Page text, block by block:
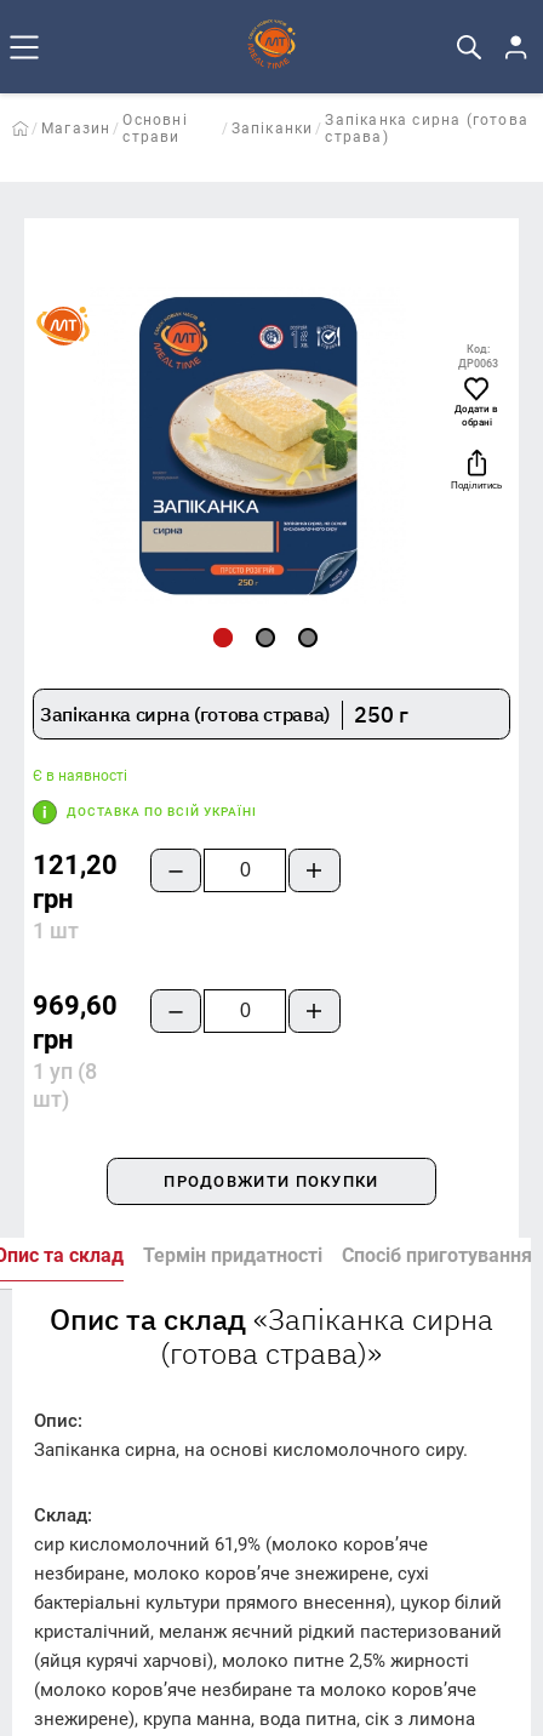
Магазин
Основні
страви
Запіканки
Запіканка сирна (готова
страва)
Код:
ДР0063
Додати в
обрані
Поділитись
Запіканка сирна (готова страва) 250 г
Є в наявності
ДОСТАВКА ПО ВСІЙ УКРАЇНІ
121,20
грн
1 шт
969,60
грн
1 уп (8
шт)
ПРОДОВЖИТИ ПОКУПКИ
та склад Термін придатності Спосіб приготування
Опис та склад«Запіканка сирна
(готова страва)»
Опис:
Запіканка сирна, на основі кисломолочного сиру.
Склад:
сир кисломолочний 61,9% (молоко коров’яче
незбиране, молоко коров’яче знежирене, сухі
бактеріальні культури прямого внесення), цукор білий
кристалічний, меланж яєчний рідкий пастеризований
(яйця курячі харчові), молоко питне 2,5% жирності
(молоко коров’яче незбиране та молоко коров’яче
знежирене), крупа манна, вода питна, сік з лимона